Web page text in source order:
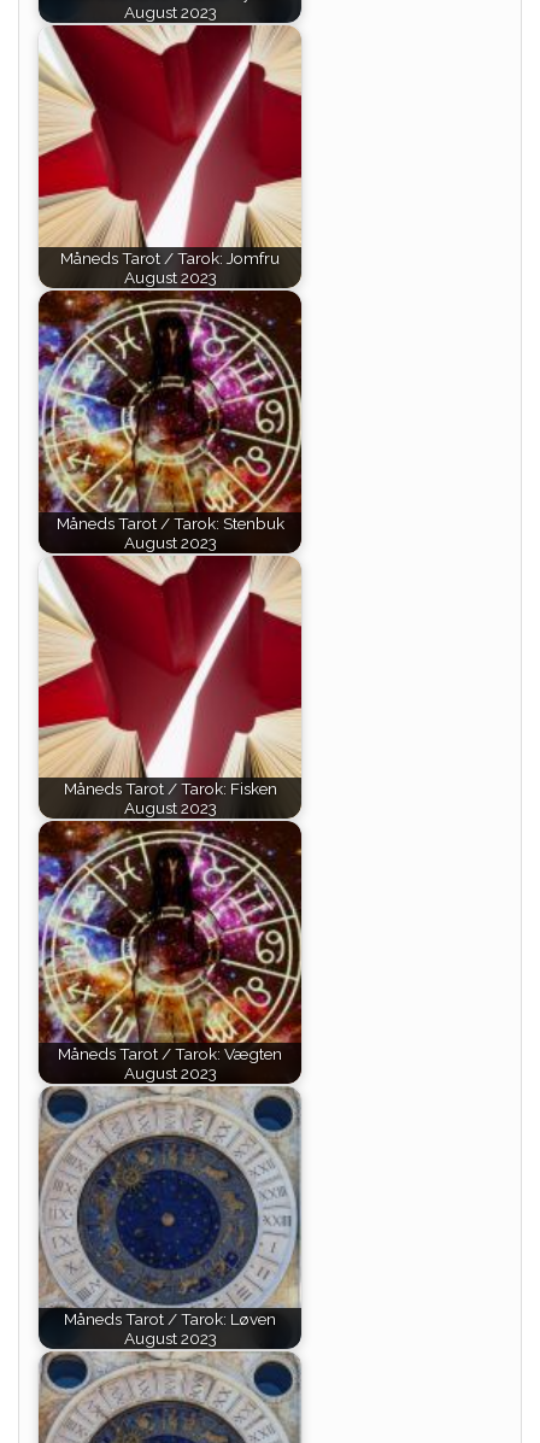
August 2023
Måneds Tarot / Tarok: Jomfru
August 2023
Måneds Tarot / Tarok: Stenbuk
August 2023
Måneds Tarot / Tarok: Fisken
August 2023
Måneds Tarot / Tarok: Vægten
August 2023
Måneds Tarot / Tarok: Løven
August 2023